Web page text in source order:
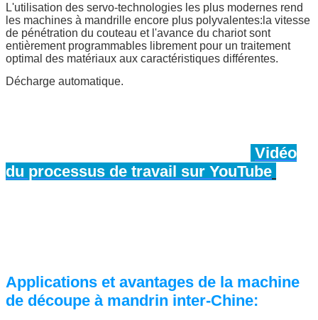
L'utilisation des servo-technologies les plus modernes rend
les machines à mandrille encore plus polyvalentes:la vitesse
de pénétration du couteau et l'avance du chariot sont
entièrement programmables librement pour un traitement
optimal des matériaux aux caractéristiques différentes.
Décharge automatique.
Vidéo
du processus de travail sur YouTube
Applications et avantages de la machine
de découpe à mandrin inter-Chine: